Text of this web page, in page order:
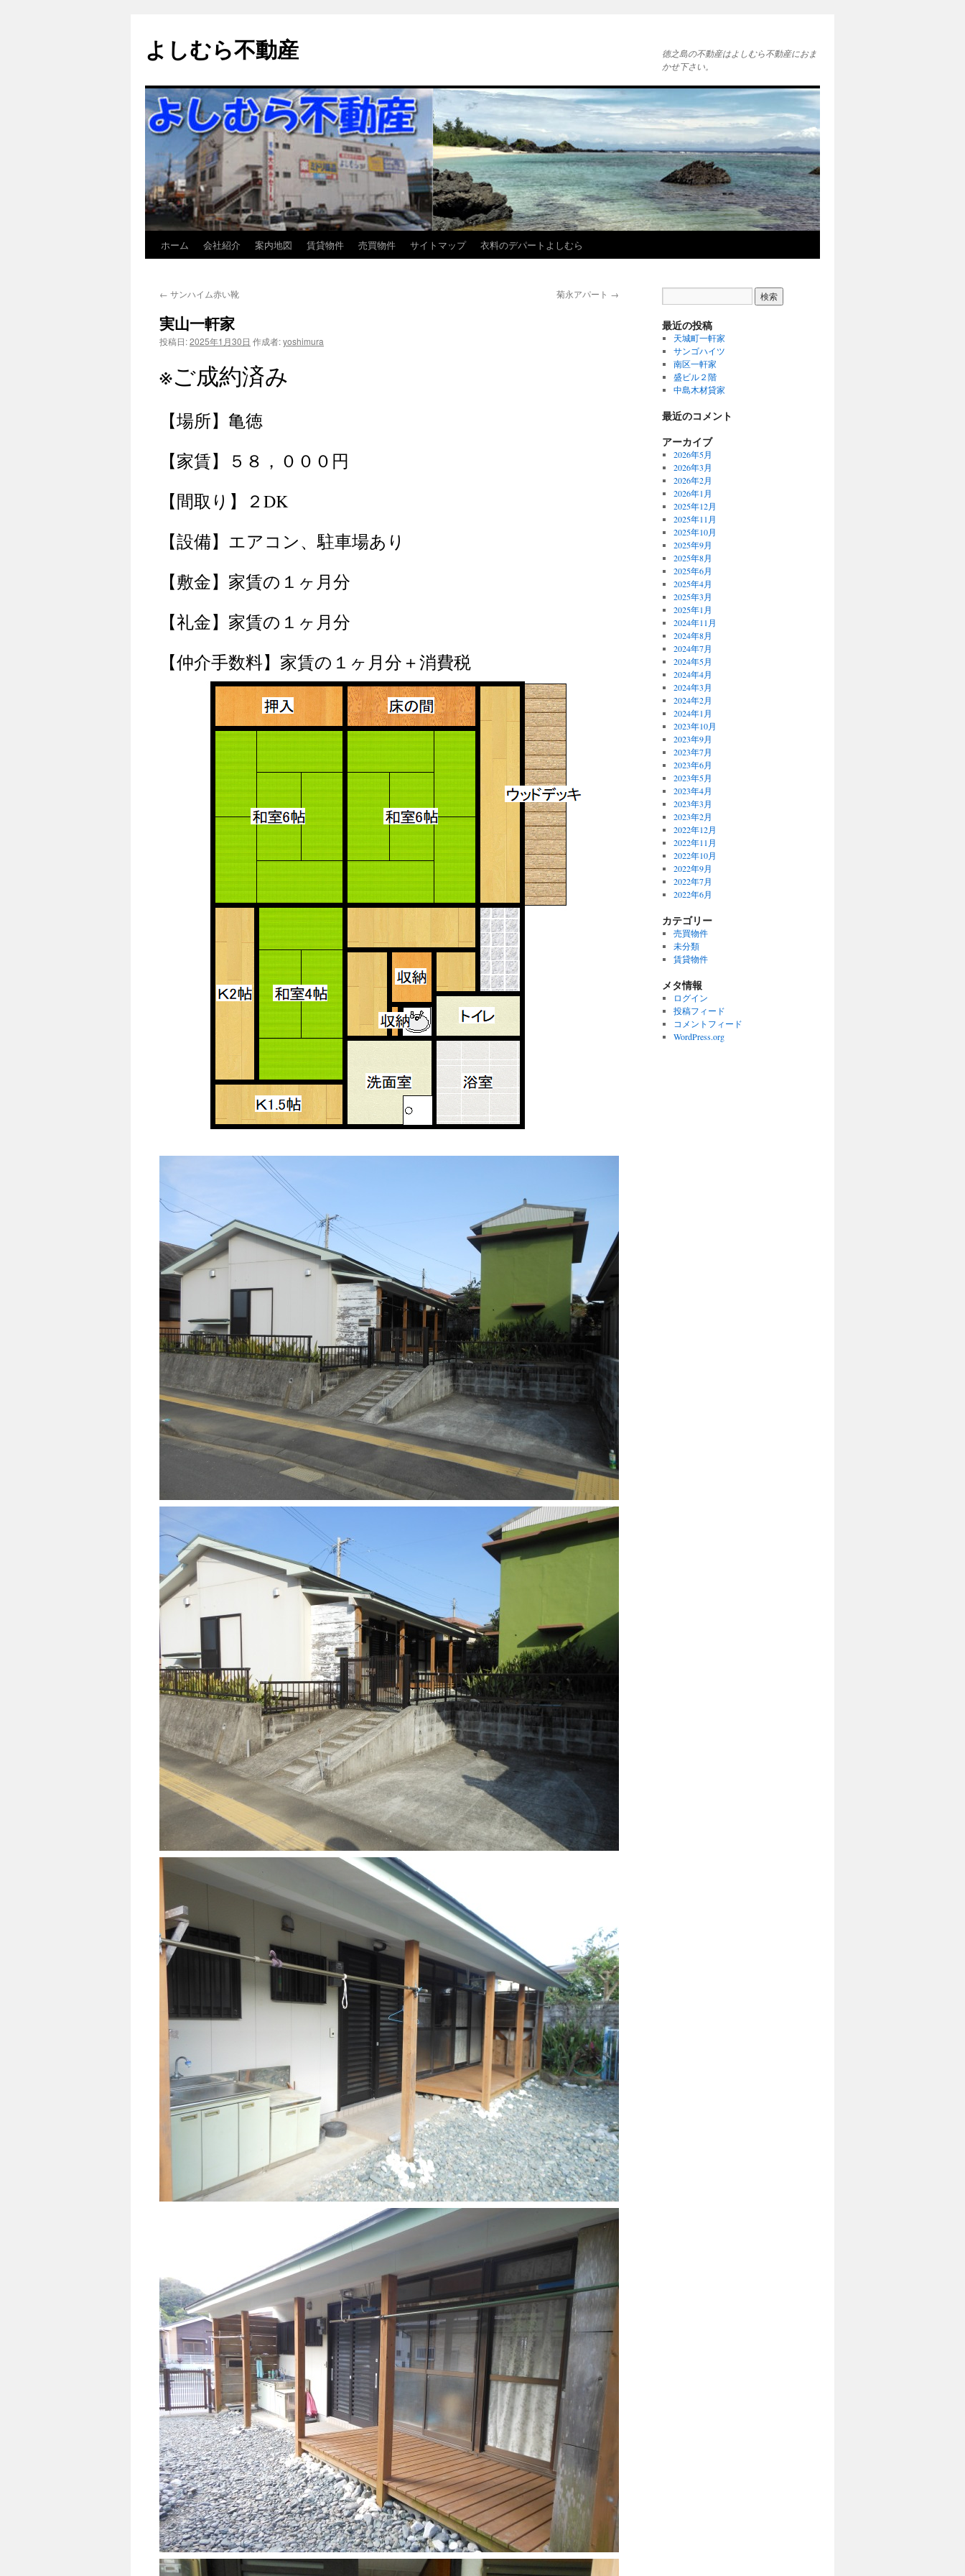
よしむら不動産
徳之島の不動産はよしむら不動産におま
かせ下さい。
へ
ホーム 会社紹介 案内地図 賃貸物件 売買物件 サイトマップ 衣料のデパートよしむら
← サンハイム赤い靴 菊永アパート →
実山一軒家
投稿日:2025年1月30日 作成者:yoshimura
※ご成約済み
【場所】亀徳
【家賃】５８，０００円
【間取り】２DK
【設備】エアコン、駐車場あり
【敷金】家賃の１ヶ月分
【礼金】家賃の１ヶ月分
【仲介手数料】家賃の１ヶ月分＋消費税
最近の投稿
天城町一軒家
サンゴハイツ
南区一軒家
盛ビル２階
中島木材貸家
最近のコメント
アーカイブ
2026年5月
2026年3月
2026年2月
2026年1月
2025年12月
2025年11月
2025年10月
2025年9月
2025年8月
2025年6月
2025年4月
2025年3月
2025年1月
2024年11月
2024年8月
2024年7月
2024年5月
2024年4月
2024年3月
2024年2月
2024年1月
2023年10月
2023年9月
2023年7月
2023年6月
2023年5月
2023年4月
2023年3月
2023年2月
2022年12月
2022年11月
2022年10月
2022年9月
2022年7月
2022年6月
カテゴリー
売買物件
未分類
賃貸物件
メタ情報
ログイン
投稿フィード
コメントフィード
WordPress.org